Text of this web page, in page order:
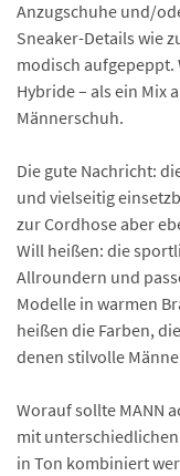
Anzugschuhe und/
Sneaker-Details wie
modisch aufgepeppt.
Hybride – als ein Mix
Männerschuh.
Die gute Nachricht:
und vielseitig
zur Cordhose aber
Will heißen: die
Allroundern und
Modelle in warmen
heißen die Farben,
denen stilvolle
Worauf sollte MANN
mit
in Ton kombiniert